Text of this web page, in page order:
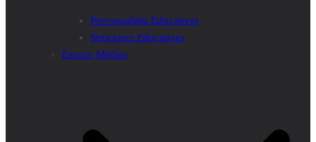
Personnalités Educatives
Structures Educatives
Espace Médias